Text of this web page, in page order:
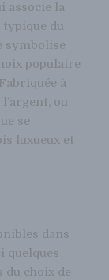
associe la
typique du
symbolise
populaire
à
ou
se
luxueux et
dans
quelques
du choix de